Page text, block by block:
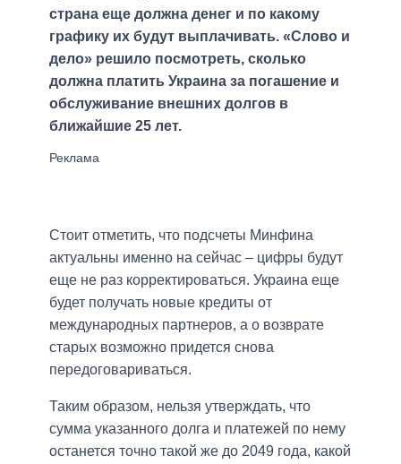
страна еще должна денег и по какому
графику их будут выплачивать. «Слово и
дело» решило посмотреть, сколько
должна платить Украина за погашение и
обслуживание внешних долгов в
ближайшие 25 лет.
Стоит отметить, что подсчеты Минфина
актуальны именно на сейчас – цифры будут
еще не раз корректироваться. Украина еще
будет получать новые кредиты от
международных партнеров, а о возврате
старых возможно придется снова
передоговариваться.
Таким образом, нельзя утверждать, что
сумма указанного долга и платежей по нему
останется точно такой же до 2049 года, какой